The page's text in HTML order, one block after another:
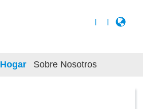
| |
Hogar Sobre Nosotros